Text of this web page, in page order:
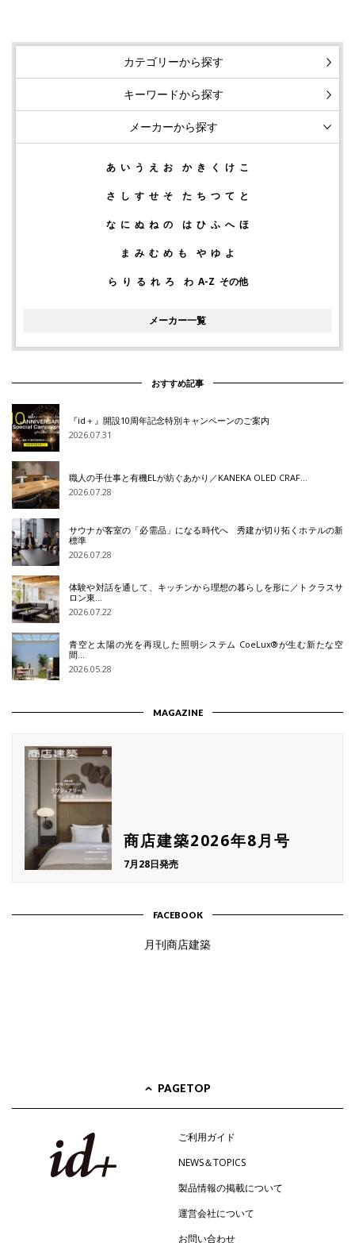
カテゴリーから探す
キーワードから探す
メーカーから探す
あ い う え お か き く け こ
さ し す せ そ た ち つ て と
な に ぬ ね の は ひ ふ へ ほ
ま み む め も や ゆ よ
ら り る れ ろ わ A-Z その他
メーカー一覧
おすすめ記事
『id＋』開設10周年記念特別キャンペーンのご案内
2026.07.31
職人の手仕事と有機ELが紡ぐあかり／KANEKA OLED CRAF…
2026.07.28
サウナが客室の「必需品」になる時代へ 秀建が切り拓くホテルの新
標準
2026.07.28
体験や対話を通して、キッチンから理想の暮らしを形に／トクラスサ
ロン東…
2026.07.22
青空と太陽の光を再現した照明システム CoeLux®が生む新たな空
間…
2026.05.28
MAGAZINE
商店建築2026年8月号
7月28日発売
FACEBOOK
月刊商店建築
PAGETOP
ご利用ガイド
NEWS＆TOPICS
製品情報の掲載について
運営会社について
お問い合わせ